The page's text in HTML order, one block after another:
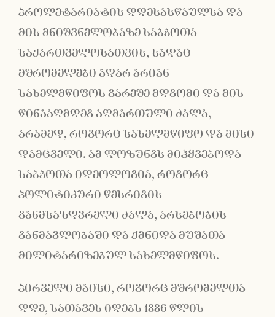
პროლეტარიატის დღესასწაულსა და
მის მნიშვნელობაზე საბჭოთა
საქართველოსათვის, სადაც
მშრომელები აღარ არიან
სახელმწიფოს გარეშე მდგომი და მის
წინააღმდეგ აღმართული ძალა,
არამედ, როგორც სახელმწიფო და მისი
დამცველი. ამ ლოზუნგს მიჰყვებოდა
საბჭოთა იდეოლოგია, როგორც
პოლიტიკური წესრიგის
განმსაზღვრელი ძალა, არსებობის
განმავლობაში და ქმნიდა მუშათა
მილიტარიზებულ სახელმწიფოს.
პირველი მაისი, როგორც მშრომელთა
დღე, სათავეს იღებს 1886 წლის